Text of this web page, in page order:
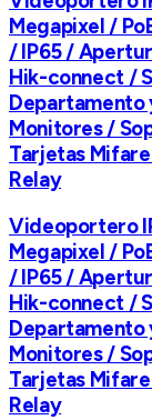
Megapixel /
/ IP65 /
Hik-connect /
Departamento
Monitores /
Tarjetas Mifare
Relay
Videoportero
Megapixel /
/ IP65 /
Hik-connect /
Departamento
Monitores /
Tarjetas Mifare
Relay